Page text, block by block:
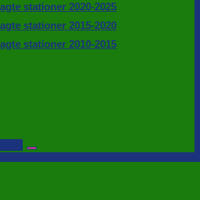
stationer 2020-2025
stationer 2015-2020
stationer 2010-2015